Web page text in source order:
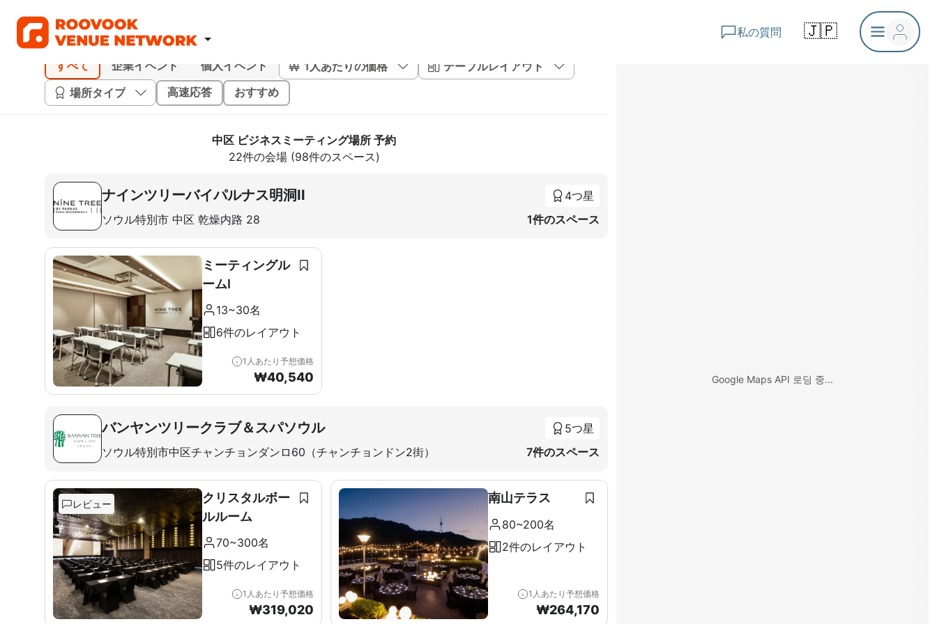
私の質問 🇯🇵
すべて 企業イベント 個人イベント 1人あたりの価格
テーブルレイアウト
場所タイプ
高速応答 おすすめ
中区 ビジネスミーティング場所 予約
22件の会場 (98件のスペース)
ナインツリーバイパルナス明洞II
ソウル特別市 中区 乾燥内路 28
4つ星
1件のスペース
ミーティングル
ームI
13~30名
6件のレイアウト
1人あたり予想価格
₩40,540
バンヤンツリークラブ＆スパソウル
ソウル特別市中区チャンチョンダンロ60（チャンチョンドン2街）
5つ星
7件のスペース
レビュー
クリスタルボー
ルルーム
70~300名
5件のレイアウト
1人あたり予想価格
₩319,020
南山テラス
80~200名
2件のレイアウト
1人あたり予想価格
₩264,170
Google Maps API 로딩 중...